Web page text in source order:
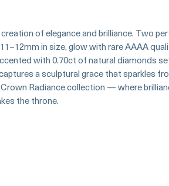
of elegance and brilliance. Two
in size, glow with rare AAAA
with 0.70ct of natural diamonds
a sculptural grace that sparkles
Radiance collection — where
the throne.